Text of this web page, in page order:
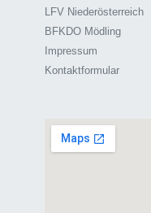
LFV Niederösterreich
BFKDO Mödling
Impressum
Kontaktformular